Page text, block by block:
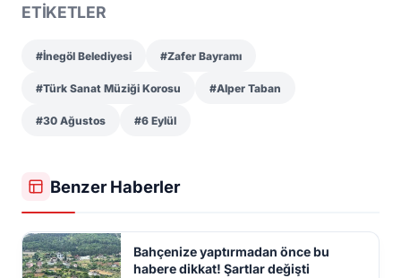
ETİKETLER
#İnegöl Belediyesi #Zafer Bayramı
#Türk Sanat Müziği Korosu #Alper Taban
#30 Ağustos #6 Eylül
Benzer Haberler
Bahçenize yaptırmadan önce bu
habere dikkat! Şartlar değişti